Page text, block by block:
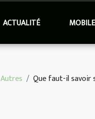
ACTUALITÉ MOBILE
Autres Que faut-il savoir